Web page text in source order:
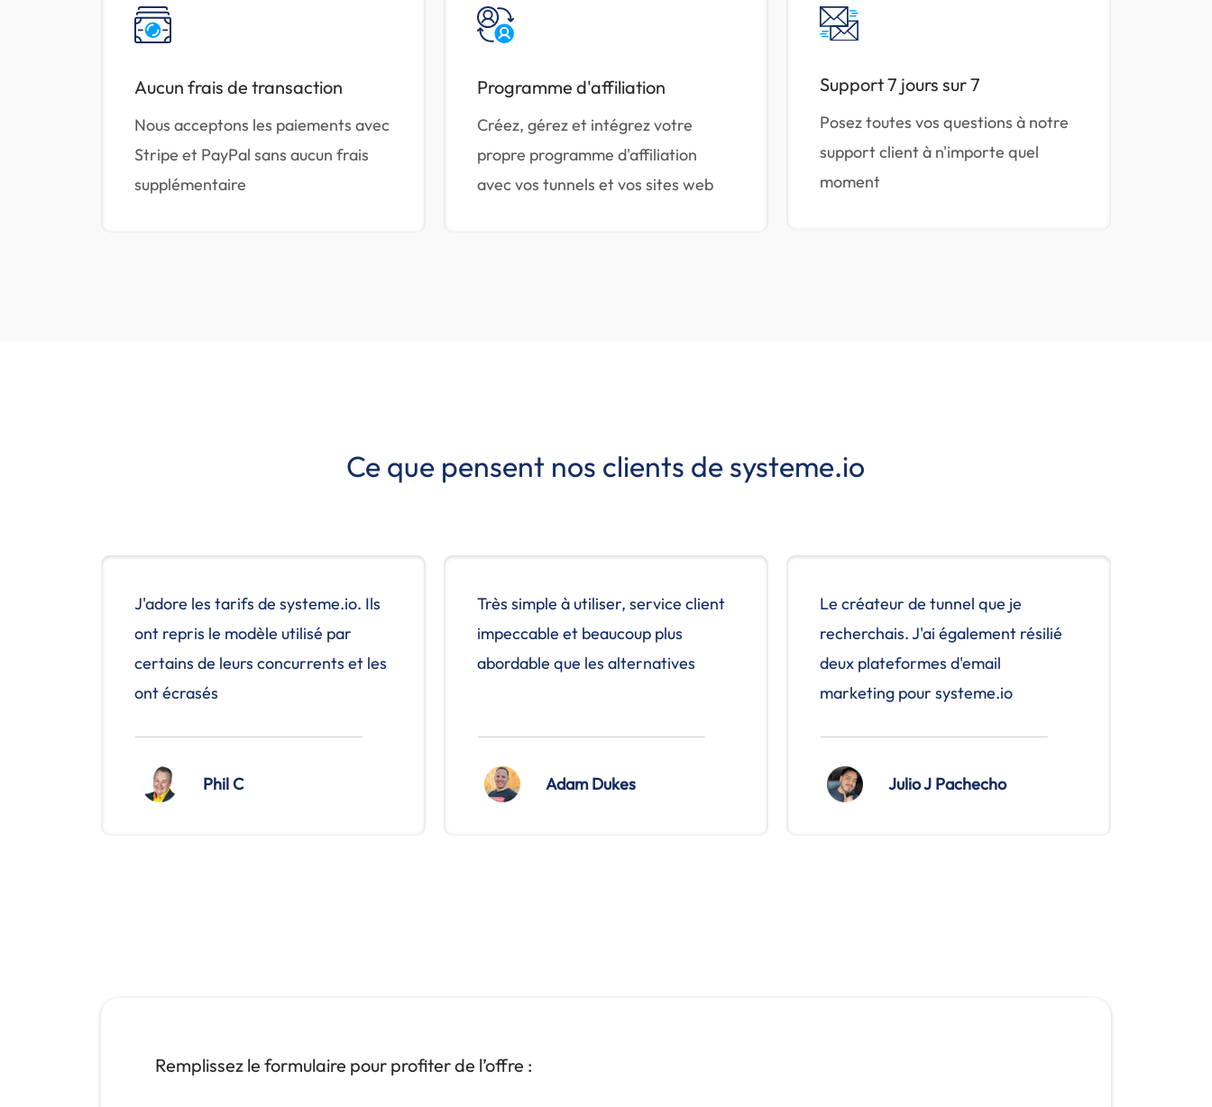
Aucun frais de transaction
Nous acceptons les paiements avec
Stripe et PayPal sans aucun frais
supplémentaire
Programme d'affiliation
Créez, gérez et intégrez votre
propre programme d'affiliation
avec vos tunnels et vos sites web
Support 7 jours sur 7
Posez toutes vos questions à notre
support client à n'importe quel
moment
Ce que pensent nos clients de systeme.io
J'adore les tarifs de systeme.io. Ils
ont repris le modèle utilisé par
certains de leurs concurrents et les
ont écrasés
Phil C
Très simple à utiliser, service client
impeccable et beaucoup plus
abordable que les alternatives
Adam Dukes
Le créateur de tunnel que je
recherchais. J'ai également résilié
deux plateformes d'email
marketing pour systeme.io
Julio J Pachecho
Remplissez le formulaire pour profiter de l’offre :